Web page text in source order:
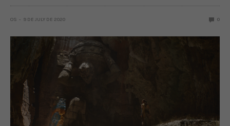
OS 9 DE JULY DE 2020 0